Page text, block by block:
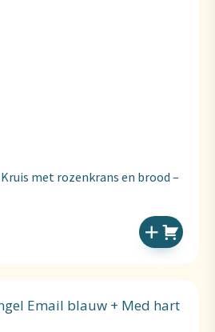
met rozenkrans en brood –